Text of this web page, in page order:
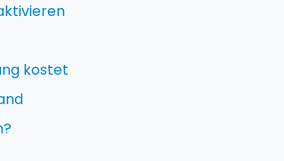
kostet